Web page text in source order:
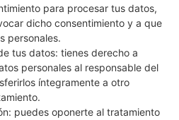
para procesar tus datos,
dicho consentimiento y a que
personales.
tus datos: tienes derecho a
personales al responsable del
íntegramente a otro
puedes oponerte al tratamiento